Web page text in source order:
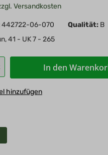
Versandkosten
442722-06-070 Qualität: B
41 - UK 7 - 265
In den
hinzufügen